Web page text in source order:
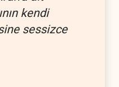
kendi
sessizce